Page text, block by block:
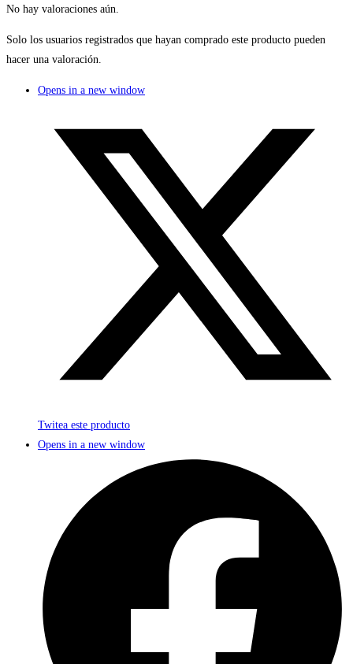
No hay valoraciones aún.
Solo los usuarios registrados que hayan comprado este producto pueden
hacer una valoración.
Opens in a new window
Twitea este producto
Opens in a new window